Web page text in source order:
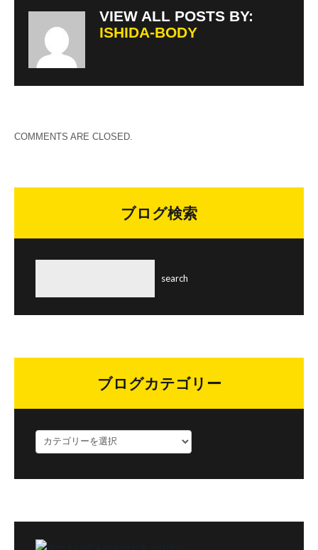
VIEW ALL POSTS BY:
ISHIDA-BODY
COMMENTS ARE CLOSED.
ブログ検索
ブログカテゴリー
ロ